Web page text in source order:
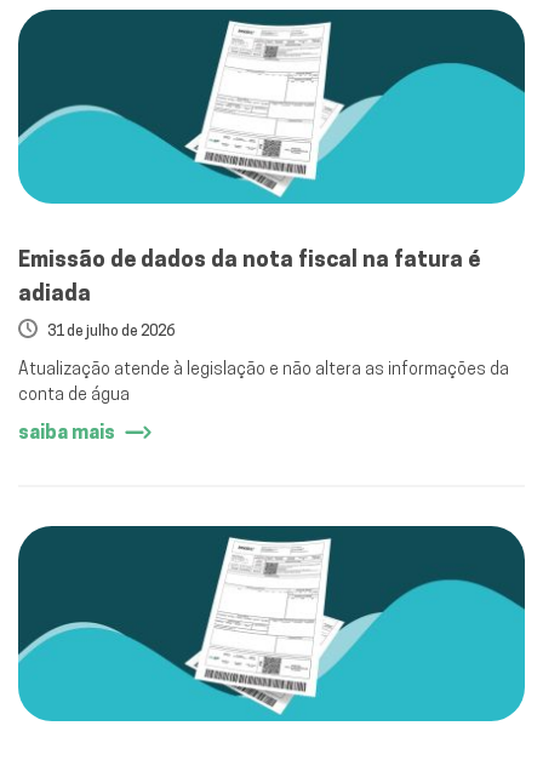
Emissão de dados da nota fiscal na fatura é
adiada
31 de julho de 2026
Atualização atende à legislação e não altera as informações da
conta de água
saiba mais